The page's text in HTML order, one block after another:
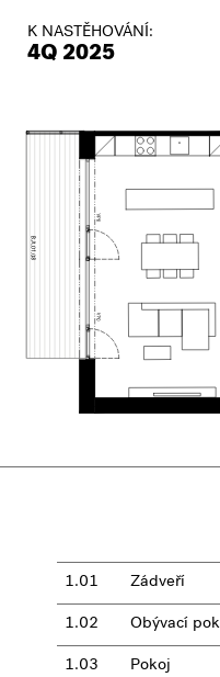
K NASTĚHOVÁNÍ:
4Q 2025
1.01 Zádveří
1.02 Obývací
1.03 Pokoj